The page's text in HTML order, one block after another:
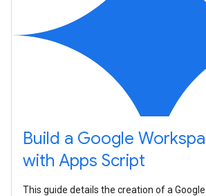
Build a Google
with Apps Script
This guide details the creation of a